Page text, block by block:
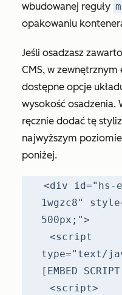
wbudowanej reguły
opakowaniu
Jeśli osadzasz
CMS, w
dostępne opcje
wysokość osadzenia.
ręcznie dodać tę
najwyższym poziomie
poniżej.
<div id="hs-
1wgzc8"
500px;">
<script
type="text/
[EMBED
<script>